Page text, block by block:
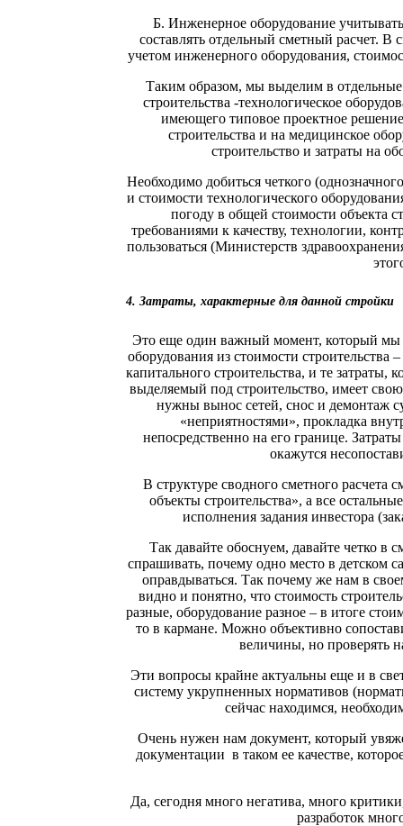
Б. Инженерное оборудование
составлять отдельный сметный расчет. В
учетом инженерного оборудования,
Таким образом, мы выделим в отдельные
строительства -технологическое
имеющего типовое проектное
строительства и на медицинское
строительство и затраты на
Необходимо добиться четкого
и стоимости технологического
погоду в общей стоимости объекта
требованиями к качеству, технологии,
пользоваться (Министерств
4. Затраты, характерные для данной стройки
Это еще один важный момент, который мы
оборудования из стоимости строительства
капитального строительства, и те затраты,
выделяемый под строительство, имеет
нужны вынос сетей, снос и демонтаж
«неприятностями», прокладка
непосредственно на его границе.
окажутся
В структуре сводного сметного расчета
объекты строительства», а все
исполнения задания инвестора
Так давайте обоснуем, давайте четко в
спрашивать, почему одно место в детском
оправдываться. Так почему же нам в
видно и понятно, что стоимость
разные, оборудование разное – в итоге
то в кармане. Можно объективно
величины, но проверять
Эти вопросы крайне актуальны еще и в
систему укрупненных нормативов
сейчас находимся,
Очень нужен нам документ, который
документации в таком ее качестве,
Да, сегодня много негатива, много
разработок